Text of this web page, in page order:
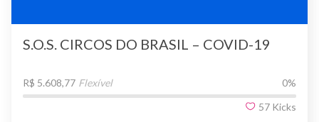
S.O.S. CIRCOS DO BRASIL – COVID-19
R$ 5.608,77 Flexível 0%
57 Kicks